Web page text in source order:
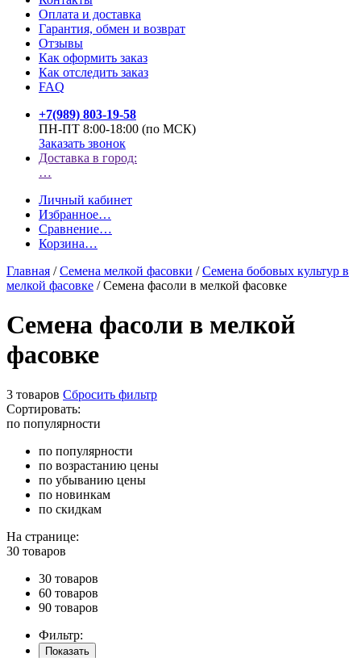
Оплата и доставка
Гарантия, обмен и возврат
Отзывы
Как оформить заказ
Как отследить заказ
FAQ
+7(989) 803-19-58
ПН-ПТ 8:00-18:00 (по МСК)
Заказать звонок
Доставка в город:
…
Личный кабинет
Избранное…
Сравнение…
Корзина…
Главная /Семена мелкой фасовки /Семена бобовых культур в
мелкой фасовке /Семена фасоли в мелкой фасовке
Семена фасоли в мелкой
фасовке
3 товаров Сбросить фильтр
Сортировать:
по популярности
по популярности
по возрастанию цены
по убыванию цены
по новинкам
по скидкам
На странице:
30 товаров
30 товаров
60 товаров
90 товаров
Фильтр:
Показать